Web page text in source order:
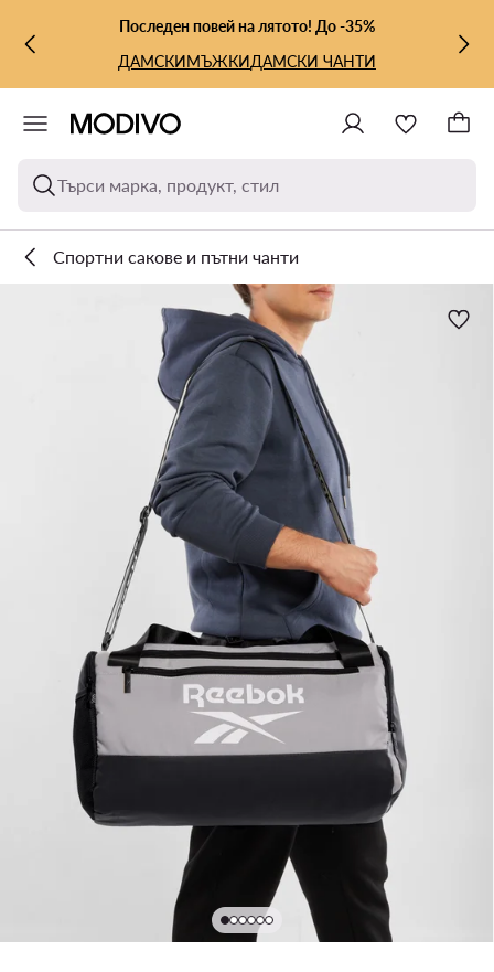
КЪМ ОСНОВНОТО СЪДЪРЖАНИЕ
КЪМ ТЪРСЕНЕПоследен повей на лятото! До -35%
ДАМСКИМЪЖКИДАМСКИ ЧАНТИ
Търси марка, продукт, стил
Спортни сакове и пътни чанти